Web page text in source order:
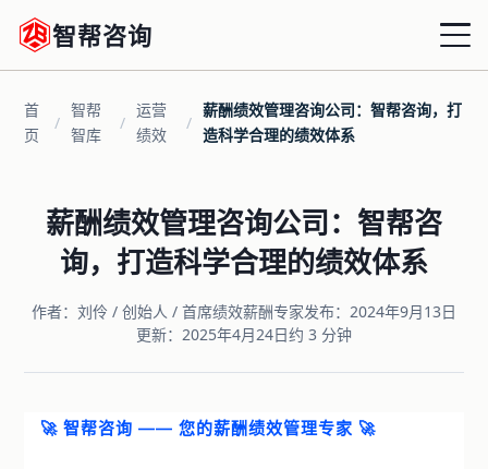
智帮咨询
首页
组织绩效
首
页
/
智帮
智库
/
运营
绩效
/
薪酬绩效管理咨询公司：智帮咨询，打
造科学合理的绩效体系
薪酬绩效管理咨询公司：智帮咨
询，打造科学合理的绩效体系
作者：刘伶 / 创始人 / 首席绩效薪酬专家发布：2024年9月13日
更新：2025年4月24日约 3 分钟
🚀 智帮咨询 —— 您的薪酬绩效管理专家 🚀